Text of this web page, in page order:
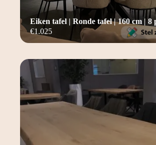
€1.025
Eiken tafel | Ronde tafel | 160 cm | 8